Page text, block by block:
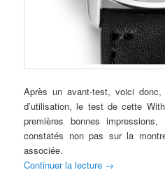
Après un avant-test, voici
d’utilisation, le test de cette
premières bonnes
constatés non pas sur la
associée.
Continuer la lecture →